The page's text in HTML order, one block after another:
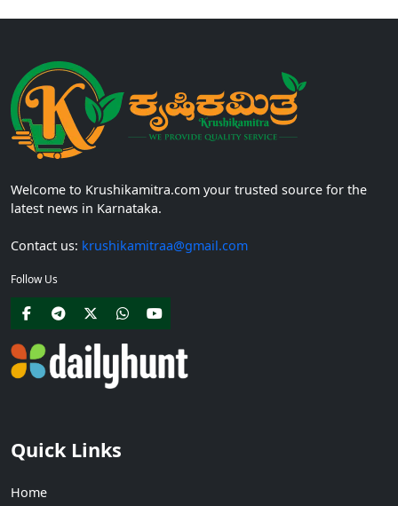
Welcome to Krushikamitra.com your trusted source for the
latest news in Karnataka.
Contact us: krushikamitraa@gmail.com
Follow Us
Quick Links
Home